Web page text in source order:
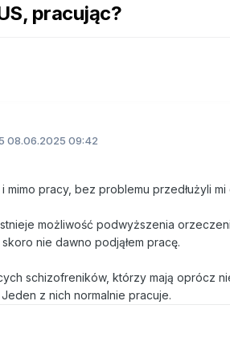
pracując?
08.06.2025 09:42
mimo pracy, bez problemu przedłużyli mi
możliwość podwyższenia
nie dawno podjąłem pracę.
schizofreników, którzy mają oprócz
z nich normalnie pracuje.